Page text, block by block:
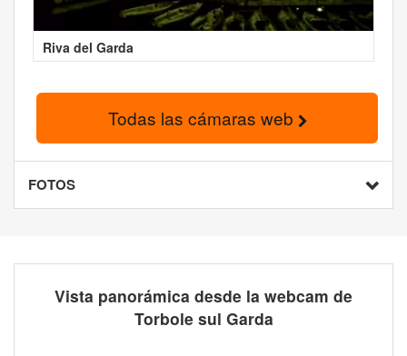
Riva del Garda
Todas las cámaras web
FOTOS
Vista panorámica desde la webcam de
Torbole sul Garda